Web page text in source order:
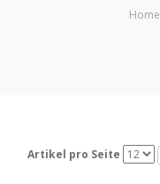
Home
Artikel pro Seite